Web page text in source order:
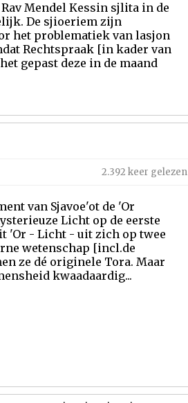
Mendel Kessin sjlita in de
De sjioeriem zijn
het problematiek van lasjon
Rechtspraak [in kader van
gepast deze in de maand
2.392 keer gelezen
van Sjavoe'ot de 'Or
Licht op de eerste
'Or - Licht - uit zich op twee
wetenschap [incl.de
ze dé originele Tora. Maar
kwaadaardig...